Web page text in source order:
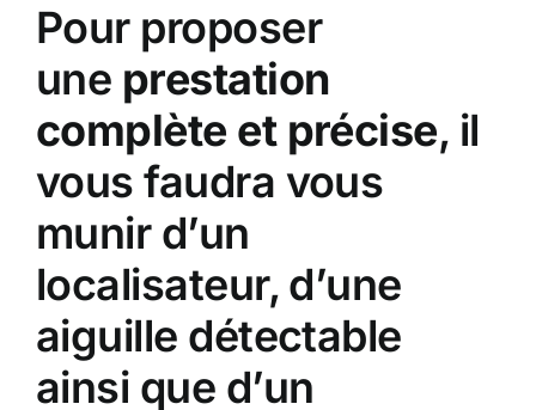
Pour proposer
une prestation
complète et précise, il
vous faudra vous
munir d’un
localisateur, d’une
aiguille détectable
ainsi que d’un